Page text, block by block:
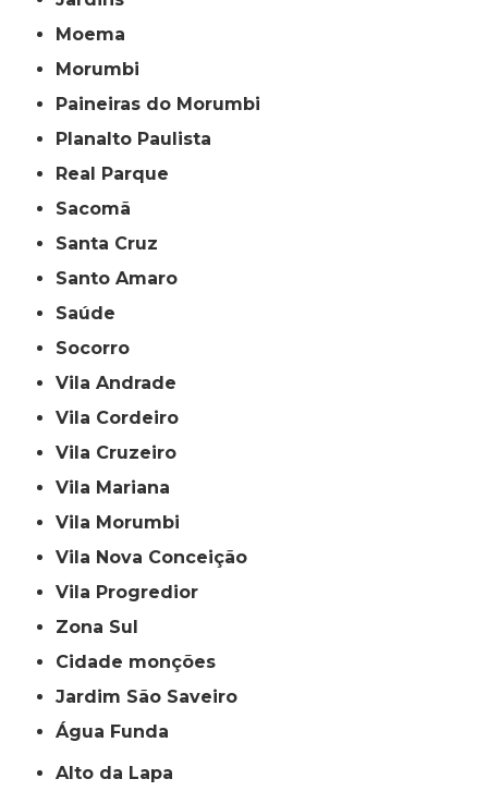
Moema
Morumbi
Paineiras do Morumbi
Planalto Paulista
Real Parque
Sacomã
Santa Cruz
Santo Amaro
Saúde
Socorro
Vila Andrade
Vila Cordeiro
Vila Cruzeiro
Vila Mariana
Vila Morumbi
Vila Nova Conceição
Vila Progredior
Zona Sul
cidade monções
jardim São Saveiro
Água Funda
Alto da Lapa